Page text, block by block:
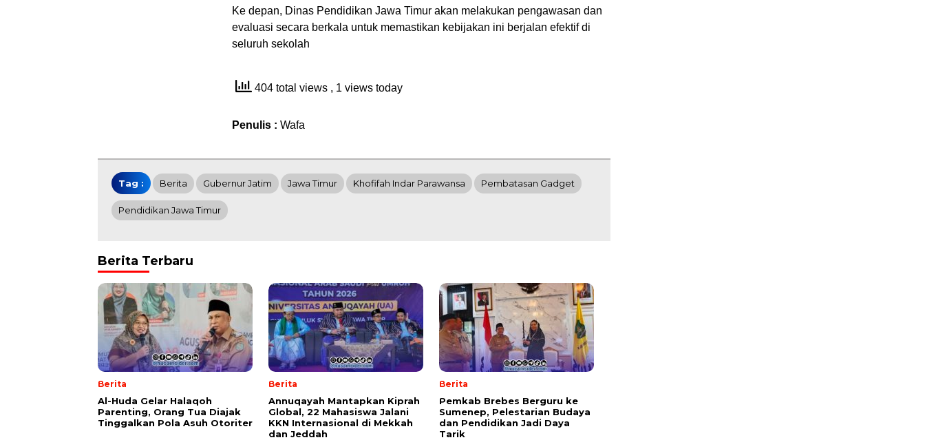
Ke depan, Dinas Pendidikan Jawa Timur akan melakukan pengawasan dan
evaluasi secara berkala untuk memastikan kebijakan ini berjalan efektif di
seluruh sekolah
404 total views , 1 views today
Penulis : Wafa
Tag : Berita Gubernur Jatim Jawa Timur Khofifah Indar Parawansa Pembatasan Gadget
Pendidikan Jawa Timur
Berita Terbaru
Berita
Al-Huda Gelar Halaqoh
Parenting, Orang Tua Diajak
Tinggalkan Pola Asuh Otoriter
Berita
Annuqayah Mantapkan Kiprah
Global, 22 Mahasiswa Jalani
KKN Internasional di Mekkah
dan Jeddah
Berita
Pemkab Brebes Berguru ke
Sumenep, Pelestarian Budaya
dan Pendidikan Jadi Daya
Tarik